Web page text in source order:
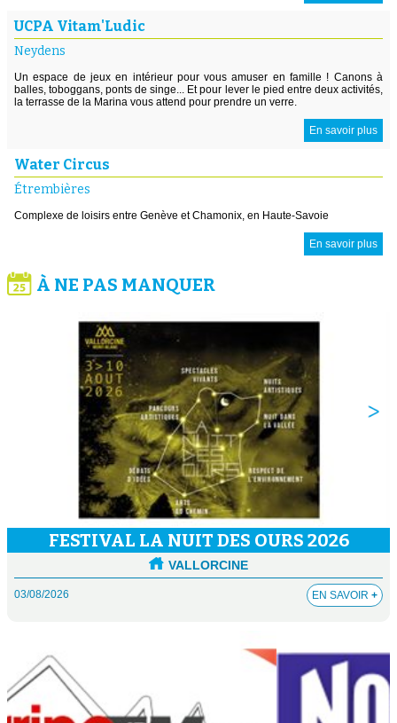
UCPA Vitam'Ludic
Neydens
Un espace de jeux en intérieur pour vous amuser en famille ! Canons à
balles, toboggans, ponts de singe... Et pour lever le pied entre deux activités,
la terrasse de la Marina vous attend pour prendre un verre.
En savoir plus
Water Circus
Étrembières
Complexe de loisirs entre Genève et Chamonix, en Haute-Savoie
En savoir plus
À NE PAS MANQUER
FESTIVAL LA NUIT DES OURS 2026
VALLORCINE
03/08/2026 EN SAVOIR +